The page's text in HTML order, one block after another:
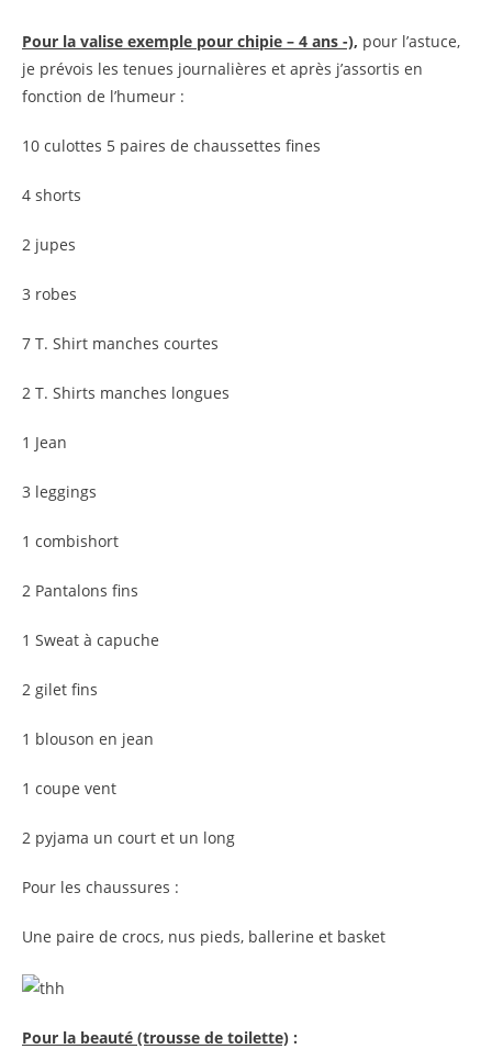
Pour la valise exemple pour chipie – 4 ans -), pour l’astuce,
je prévois les tenues journalières et après j’assortis en
fonction de l’humeur :
10 culottes 5 paires de chaussettes fines
4 shorts
2 jupes
3 robes
7 T. Shirt manches courtes
2 T. Shirts manches longues
1 Jean
3 leggings
1 combishort
2 Pantalons fins
1 Sweat à capuche
2 gilet fins
1 blouson en jean
1 coupe vent
2 pyjama un court et un long
Pour les chaussures :
Une paire de crocs, nus pieds, ballerine et basket
Pour la beauté (trousse de toilette) :